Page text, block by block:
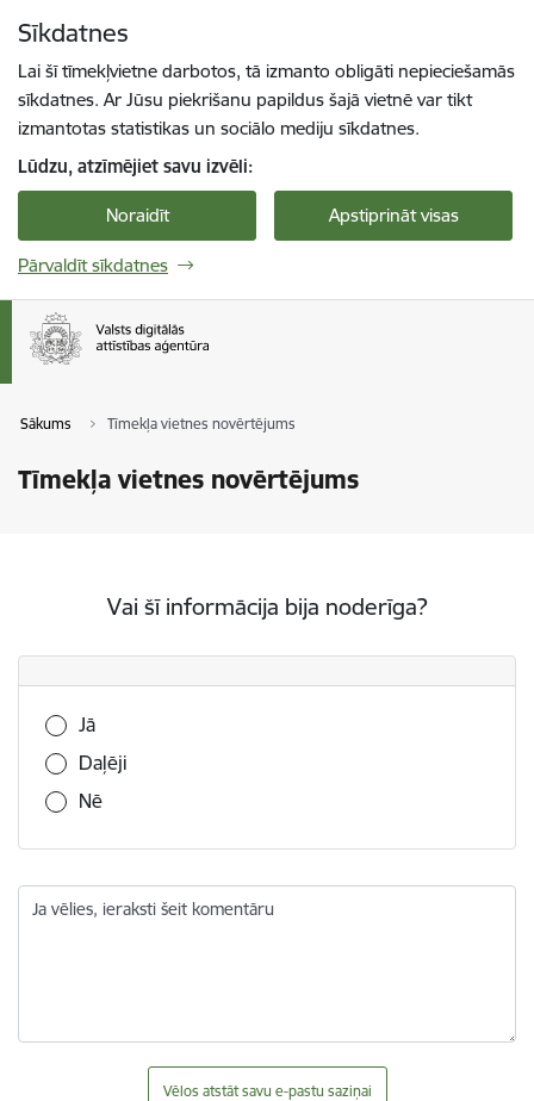
Sīkdatnes
Lai šī tīmekļvietne darbotos, tā izmanto obligāti nepieciešamās
sīkdatnes. Ar Jūsu piekrišanu papildus šajā vietnē var tikt
izmantotas statistikas un sociālo mediju sīkdatnes.
Lūdzu, atzīmējiet savu izvēli:
Noraidīt Apstiprināt visas
Pārvaldīt sīkdatnes
Sākums Tīmekļa vietnes novērtējums
Tīmekļa vietnes novērtējums
Vai šī informācija bija noderīga?
Vai šī informācija bija noderīga?
Jā
Daļēji
Nē
Ja vēlies, ieraksti šeit komentāru
Vēlos atstāt savu e-pastu saziņai